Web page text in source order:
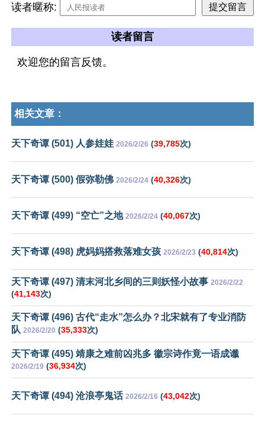
读者暱称:
读者留言
欢迎您的留言反馈。
相关文章：
天下奇谭 (501) 人参娃娃 2026/2/26 (39,785次)
天下奇谭 (500) 假弥勒佛 2026/2/24 (40,326次)
天下奇谭 (499) “空亡”之地 2026/2/24 (40,067次)
天下奇谭 (498) 虎妈妈搭救落难女孩 2026/2/23 (40,814次)
天下奇谭 (497) 清末河北乡间的三则妖怪小故事 2026/2/22
(41,143次)
天下奇谭 (496) 古代“走水”怎么办？北宋就有了专业消防
队 2026/2/20 (35,333次)
天下奇谭 (495) 靖康之难前凶兆多 徽宗诗作竟一语成谶
2026/2/19 (36,934次)
天下奇谭 (494) 沧浪亭鬼话 2026/2/16 (43,042次)